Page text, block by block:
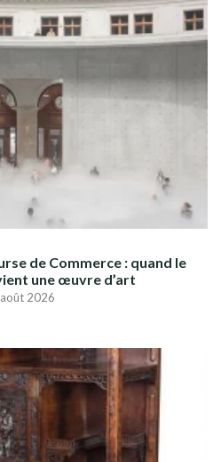
de Commerce : quand le
une œuvre d’art
2026